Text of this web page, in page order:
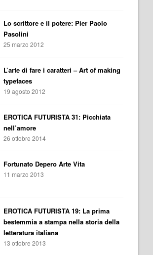
Lo scrittore e il potere: Pier Paolo
Pasolini
25 marzo 2012
L’arte di fare i caratteri – Art of making
typefaces
19 agosto 2012
EROTICA FUTURISTA 31: Picchiata
nell’amore
26 ottobre 2014
Fortunato Depero Arte Vita
11 marzo 2013
EROTICA FUTURISTA 19: La prima
bestemmia a stampa nella storia della
letteratura italiana
13 ottobre 2013